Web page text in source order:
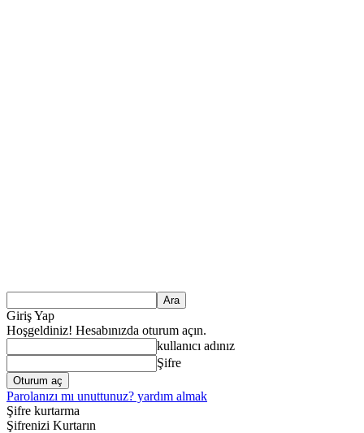
Giriş Yap
Hoşgeldiniz! Hesabınızda oturum açın.
kullanıcı adınız
Şifre
Parolanızı mı unuttunuz? yardım almak
Şifre kurtarma
Şifrenizi Kurtarın